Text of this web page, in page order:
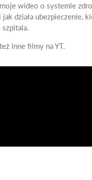
wideo o systemie
działa ubezpieczenie,
inne filmy na YT.